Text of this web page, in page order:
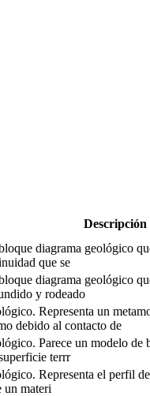
Descripción
diagrama geológico
que se
diagrama geológico
y rodeado
Representa un
debido al contacto de
Parece un modelo de
terrr
Representa el perfil
un materi